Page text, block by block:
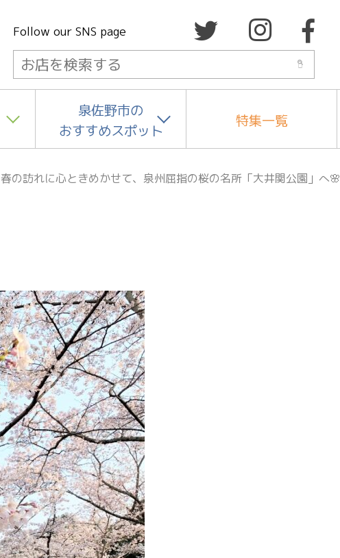
Follow our SNS page
泉佐野市の
おすすめスポット
特集一覧
春の訪れに心ときめかせて、泉州屈指の桜の名所「大井関公園」へ🌸